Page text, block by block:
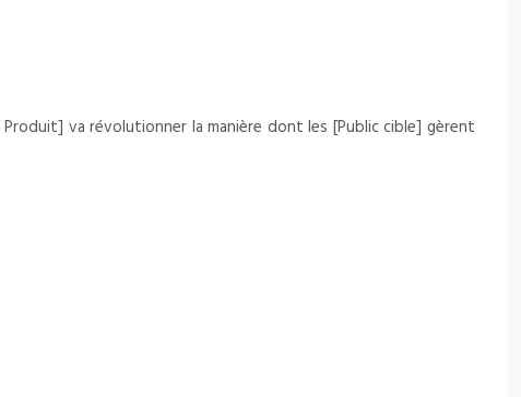
va révolutionner la manière dont les [Public cible] gèrent